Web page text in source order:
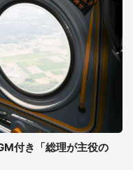
付き「総理が主役の